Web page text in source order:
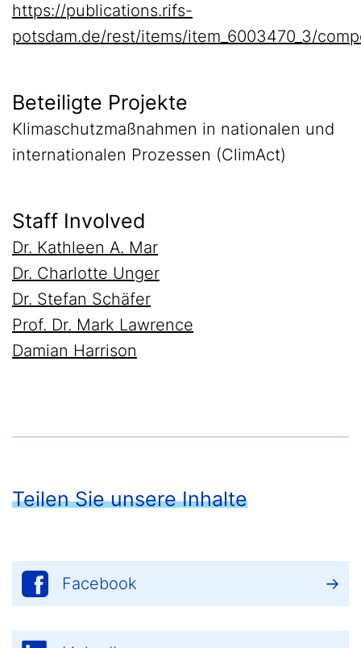
https://publications.rifs-
potsdam.de/rest/items/item_6003470_3/
Beteiligte Projekte
Klimaschutzmaßnahmen in nationalen und
internationalen Prozessen (ClimAct)
Staff Involved
Dr. Kathleen A. Mar
Dr. Charlotte Unger
Dr. Stefan Schäfer
Prof. Dr. Mark Lawrence
Damian Harrison
Teilen Sie unsere Inhalte
Facebook